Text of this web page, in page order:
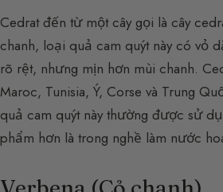
Cedrat đến từ một cây gọi là cây
chanh, loại quả cam quýt này có vỏ
rõ rệt, nhưng mịn hơn mùi chanh.
Maroc, Tunisia, Ý, Corse và Trung
quả cam quýt này thường được sử
phẩm hơn là trong nghề làm nước